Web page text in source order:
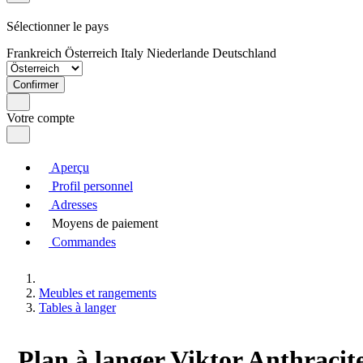
Sélectionner le pays
Frankreich Österreich Italy Niederlande Deutschland
Confirmer
Votre compte
Aperçu
Profil personnel
Adresses
Moyens de paiement
Commandes
Meubles et rangements
Tables à langer